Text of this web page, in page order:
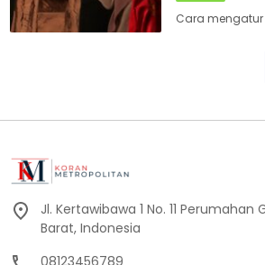
Cara
Jl. Kertawibawa 1 No. 11 Perumahan
Barat, Indonesia
08123456789